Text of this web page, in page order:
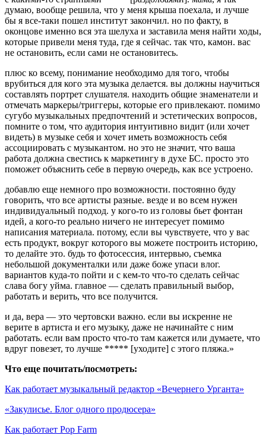
думаю, вообще решила, что у меня крыша поехала, и лучше
бы я все-таки пошел институт закончил. но по факту, в
оконцове именно вся эта шелуха и заставила меня найти ходы,
которые привели меня туда, где я сейчас. так что, камон. вас
не остановить, если сами не остановитесь.
плюс ко всему, понимание необходимо для того, чтобы
врубиться для кого эта музыка делается. вы должны научиться
составлять портрет слушателя. находить общие знаменатели и
отмечать маркеры/триггеры, которые его привлекают. помимо
сугубо музыкальных предпочтений и эстетических вопросов,
помните о том, что аудитория интуитивно видит (или хочет
видеть) в музыке себя и хочет иметь возможность себя
ассоциировать с музыкантом. но это не значит, что ваша
работа должна свестись к маркетингу в духе БС. просто это
поможет объяснить себе в первую очередь, как все устроено.
добавлю еще немного про возможности. постоянно буду
говорить, что все артисты разные. везде и во всем нужен
индивидуальный подход. у кого-то из головы бьет фонтан
идей, а кого-то реально ничего не интересует помимо
написания материала. потому, если вы чувствуете, что у вас
есть продукт, вокруг которого вы можете построить историю,
то делайте это. будь то фотосессия, интервью, съемка
небольшой документалки или даже боже упаси влог.
вариантов куда-то пойти и с кем-то что-то сделать сейчас
слава богу уйма. главное — сделать правильный выбор,
работать и верить, что все получится.
и да, вера — это чертовски важно. если вы искренне не
верите в артиста и его музыку, даже не начинайте с ним
работать. если вам просто что-то там кажется или думаете, что
вдруг повезет, то лучше ***** [уходите] с этого пляжа.»
Что еще почитать/посмотреть:
Как работает музыкальный редактор «Вечернего Урганта»
«Закулисье. Блог одного продюсера»
Как работает Pop Farm